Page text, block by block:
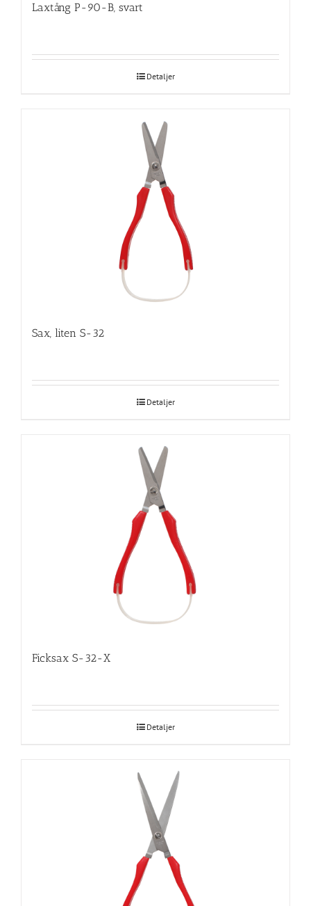
Laxtång P-90-B, svart
Detaljer
Sax, liten S-32
Detaljer
Ficksax S-32-X
Detaljer